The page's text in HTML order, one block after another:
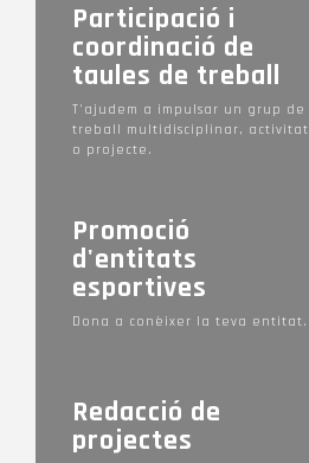
Participació i
coordinació de
taules de treball
T'ajudem a impulsar un grup de
treball multidisciplinar, activitat
o projecte.
Promoció
d'entitats
esportives
Dona a conèixer la teva entitat.
Redacció de
projectes